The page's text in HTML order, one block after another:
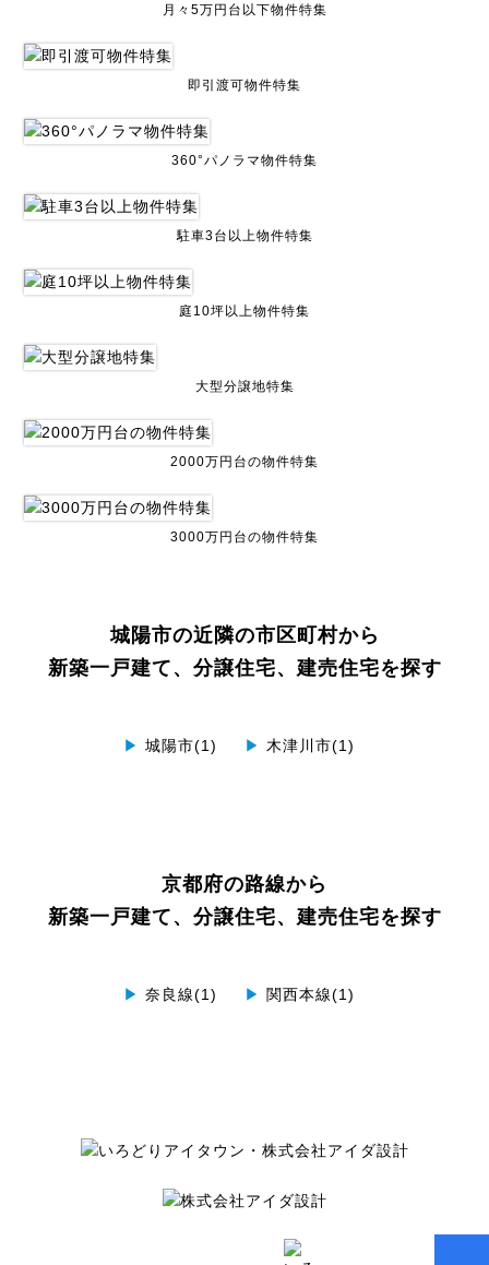
月々5万円台以下物件特集
即引渡可物件特集
360°パノラマ物件特集
駐車3台以上物件特集
庭10坪以上物件特集
大型分譲地特集
2000万円台の物件特集
3000万円台の物件特集
城陽市の近隣の市区町村から
新築一戸建て、分譲住宅、建売住宅を探す
▶ 城陽市(1) ▶ 木津川市(1)
京都府の路線から
新築一戸建て、分譲住宅、建売住宅を探す
▶ 奈良線(1) ▶ 関西本線(1)